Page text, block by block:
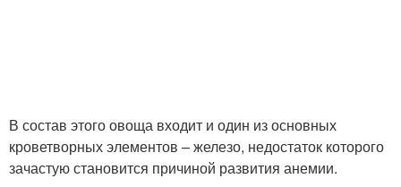
В состав этого овоща входит и один из основных
кроветворных элементов – железо, недостаток которого
зачастую становится причиной развития анемии.